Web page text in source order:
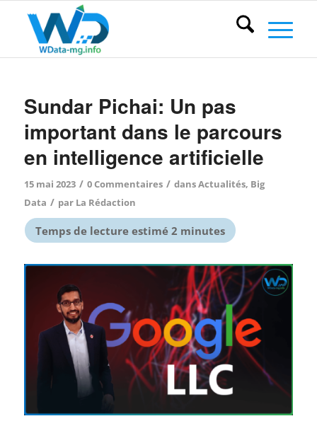
Sundar Pichai: Un pas
important dans le parcours
en intelligence artificielle
15 mai 2023 / 0 Commentaires / dansActualités, Big
Data / par La Rédaction